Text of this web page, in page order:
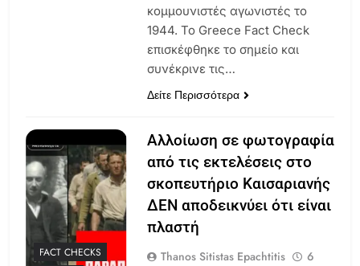
κομμουνιστές αγωνιστές το
1944. Το Greece Fact Check
επισκέφθηκε το σημείο και
συνέκρινε τις…
Δείτε Περισσότερα
FACT CHECKS
Αλλοίωση σε φωτογραφία
από τις εκτελέσεις στο
σκοπευτήριο Καισαριανής
ΔΕΝ αποδεικνύει ότι είναι
πλαστή
Thanos Sitistas Epachtitis
6